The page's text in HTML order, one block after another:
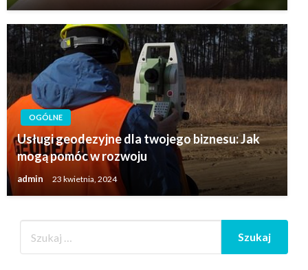
OGÓLNE
Usługi geodezyjne dla twojego biznesu: Jak
mogą pomóc w rozwoju
admin 23 kwietnia, 2024